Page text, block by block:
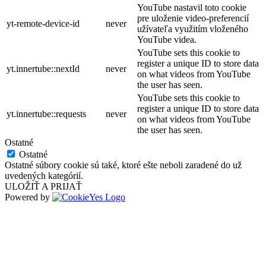
yt-remote-device-id never
YouTube nastavil toto cookie
pre uloženie video-preferencií
užívateľa využitím vloženého
YouTube videa.
yt.innertube::nextId never
YouTube sets this cookie to
register a unique ID to store data
on what videos from YouTube
the user has seen.
yt.innertube::requests never
YouTube sets this cookie to
register a unique ID to store data
on what videos from YouTube
the user has seen.
Ostatné
Ostatné
Ostatné súbory cookie sú také, ktoré ešte neboli zaradené do už
uvedených kategórií.
ULOŽIŤ A PRIJAŤ
Powered by